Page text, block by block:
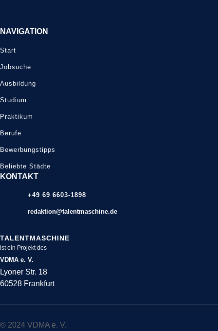
NAVIGATION
Start
Jobsuche
Ausbildung
Studium
Praktikum
Berufe
Bewerbungstipps
Beliebte Städte
KONTAKT
+49 69 6603-1898
redaktion@talentmaschine.de
TALENTMASCHINE
ist ein Projekt des
VDMA e. V.
Lyoner Str. 18
60528 Frankfurt
© 2024 VDMA e. V.